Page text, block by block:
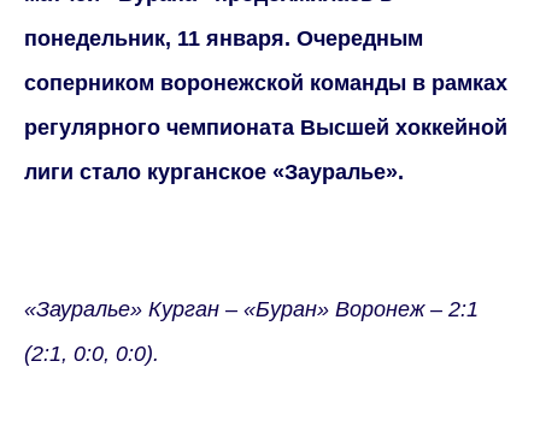
понедельник, 11 января. Очередным
соперником воронежской команды в рамках
регулярного чемпионата Высшей хоккейной
лиги стало курганское «Зауралье».
«Зауралье» Курган – «Буран» Воронеж – 2:1
(2:1, 0:0, 0:0).